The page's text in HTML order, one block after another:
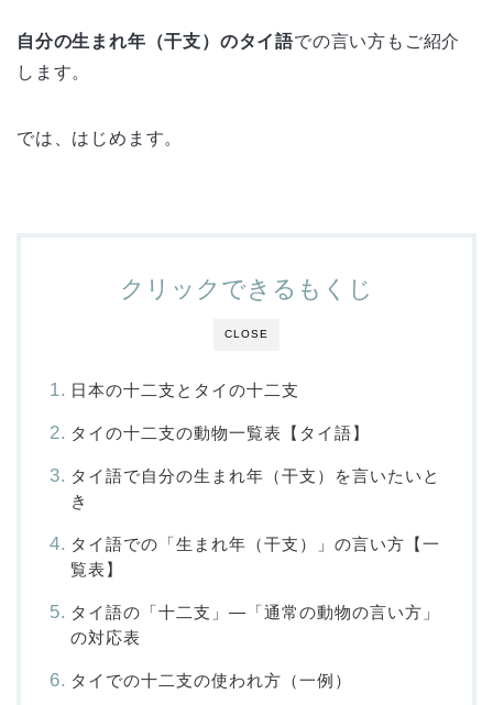
自分の生まれ年（干支）のタイ語での言い方もご紹介
します。
では、はじめます。
CLOSE
クリックできるもくじ
日本の十二支とタイの十二支
タイの十二支の動物一覧表【タイ語】
タイ語で自分の生まれ年（干支）を言いたいと
き
タイ語での「生まれ年（干支）」の言い方【一
覧表】
タイ語の「十二支」―「通常の動物の言い方」
の対応表
タイでの十二支の使われ方（一例）